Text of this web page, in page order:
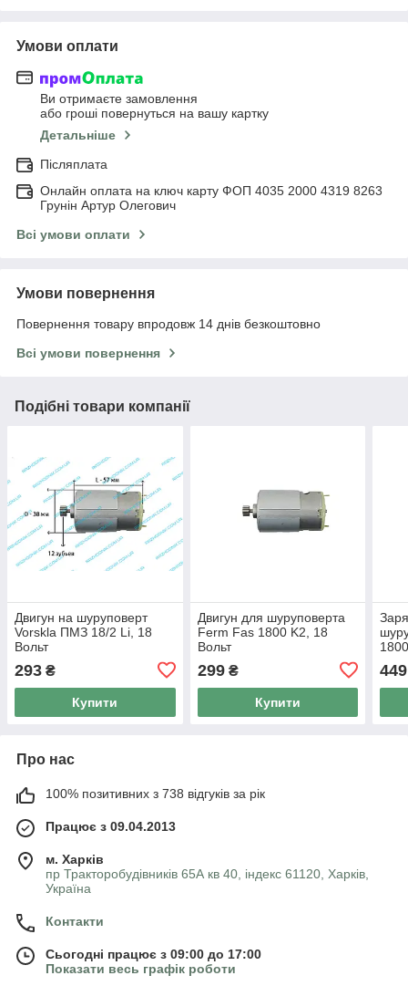
Умови оплати
Ви отримаєте замовлення
або гроші повернуться на вашу картку
Детальніше
Післяплата
Онлайн оплата на ключ карту ФОП 4035 2000 4319 8263
Грунін Артур Олегович
Всі умови оплати
Умови повернення
Повернення товару впродовж 14 днів безкоштовно
Всі умови повернення
Подібні товари компанії
Двигун на шуруповерт
Vorskla ПМЗ 18/2 Li, 18
Вольт
293 ₴
Купити
Двигун для шуруповерта
Ferm Fas 1800 K2, 18
Вольт
299₴
Купити
449
Про нас
100% позитивних з 738 відгуків за рік
Працює з 09.04.2013
м. Харків
пр Тракторобудівників 65А кв 40, індекс 61120, Харків,
Україна
Контакти
Сьогодні працює з 09:00 до 17:00
Показати весь графік роботи